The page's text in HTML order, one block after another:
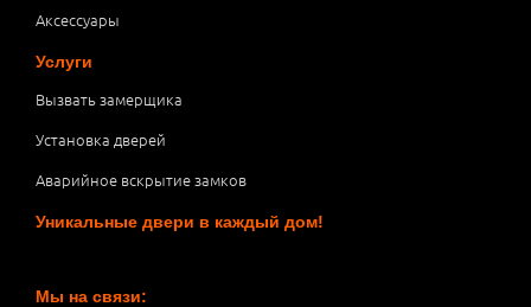
Аксессуары
Услуги
Вызвать замерщика
Установка дверей
Аварийное вскрытие замков
Уникальные двери в каждый дом!
Мы на связи: